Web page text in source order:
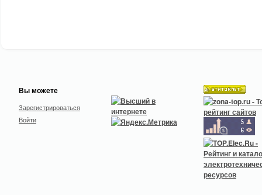
Вы можете
Зарегистрироваться
Войти